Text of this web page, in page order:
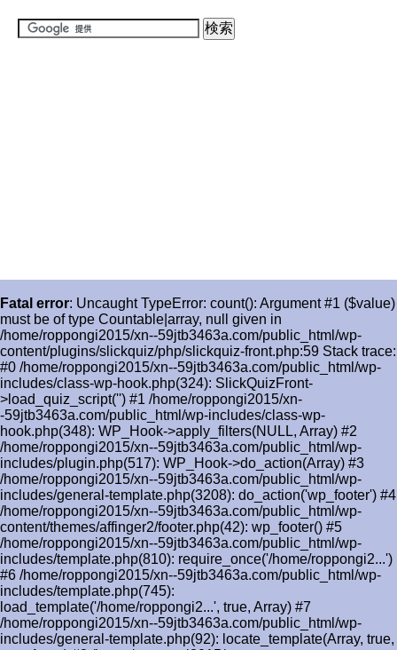
Fatal error: Uncaught TypeError: count(): Argument #1 ($value)
must be of type Countable|array, null given in
/home/roppongi2015/xn--59jtb3463a.com/public_html/wp-
content/plugins/slickquiz/php/slickquiz-front.php:59 Stack trace:
#0 /home/roppongi2015/xn--59jtb3463a.com/public_html/wp-
includes/class-wp-hook.php(324): SlickQuizFront-
>load_quiz_script('') #1 /home/roppongi2015/xn-
-59jtb3463a.com/public_html/wp-includes/class-wp-
hook.php(348): WP_Hook->apply_filters(NULL, Array) #2
/home/roppongi2015/xn--59jtb3463a.com/public_html/wp-
includes/plugin.php(517): WP_Hook->do_action(Array) #3
/home/roppongi2015/xn--59jtb3463a.com/public_html/wp-
includes/general-template.php(3208): do_action('wp_footer') #4
/home/roppongi2015/xn--59jtb3463a.com/public_html/wp-
content/themes/affinger2/footer.php(42): wp_footer() #5
/home/roppongi2015/xn--59jtb3463a.com/public_html/wp-
includes/template.php(810): require_once('/home/roppongi2...')
#6 /home/roppongi2015/xn--59jtb3463a.com/public_html/wp-
includes/template.php(745):
load_template('/home/roppongi2...', true, Array) #7
/home/roppongi2015/xn--59jtb3463a.com/public_html/wp-
includes/general-template.php(92): locate_template(Array, true,